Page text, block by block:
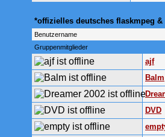
*offizielles deutsches flaskmpeg
Benutzername
Gruppenmitglieder
ajf
Balm
DVD